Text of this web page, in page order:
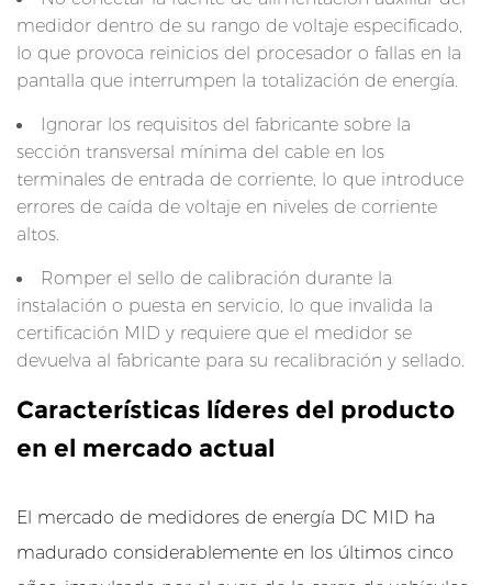
a
s
e
d
e
p
r
i
s
ó
n
D
p
medidor dentro de su rango de voltaje especificado,
lo que provoca reinicios del procesador o fallas en la
pantalla que interrumpen la totalización de energía.
Ignorar los requisitos del fabricante sobre la
sección transversal mínima del cable en los
terminales de entrada de corriente, lo que introduce
errores de caída de voltaje en niveles de corriente
altos.
Romper el sello de calibración durante la
instalación o puesta en servicio, lo que invalida la
certificación MID y requiere que el medidor se
devuelva al fabricante para su recalibración y sellado.
Características líderes del producto
en el mercado actual
El mercado de medidores de energía DC MID ha
madurado considerablemente en los últimos cinco